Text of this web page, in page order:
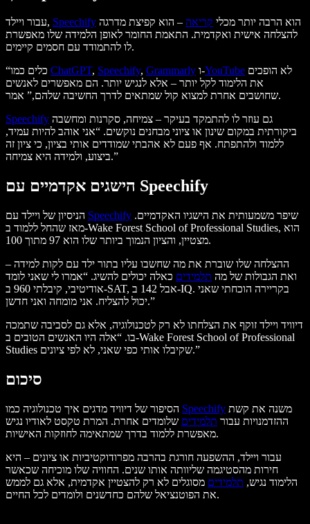
עבור ויילד, Speechify הוא הרבה יותר מכלי קריאה – הוא קפיצת מדרגה
להצלחה אישית ואקדמית. התאמת החומר לאופן הלמידה שלו מאפשרת
לו להתמודד עם חסמים קיימים.
ChatGPT, Speechify, Grammarly ו-YouTube
את הלימוד לקל יותר – אלא לנגיש יותר. הם מאפשרים לאנשים
שחושבים אחרת למצוא קול שמתאים לדרך החשיבה שלהם,” אמר.
Speechify
ביקורתית במקום שינון או ציוני מבחנים נוקשים. “אני אוהב להיות עמיד,
ללמוד ולהתפתח. אף פעם לא אהבתי שמודדים אותי בציון, כי ציון זה
ביצוע, ולמידה היא צמיחה.”
הישגים אקדמיים עם Speechify
Speechify
מאז שהחל ללמוד ב-Wake Forest School of Professional Studies, הוא
מצטיין, והציון הנמוך ביותר שלו הוא 97 מתוך 100.
ההצלחה שלו שוברת את מה שחשבו עליו בתור ילד עם לקות למידה –
ואת הגבולות של מה תלמידים כאלה יכולים להשיג. “אמרו לי שאני לומד
אודיטיבי, קיבלתי 960 ב-SAT, אבל 142 ב-IQ. בקריירה הוכחתי שאני
יכול להצליח. אני מומחה ואני חדשן.”
דיוויד ויילד זוקף את הצלחתו לא רק לטכנולוגיה, אלא גם לסביבה שתמכה
בו. “אלה היו האנשים הטובים ב-Wake Forest School of Professional
Studies שקיבלו אותי כפי שאני, לא לפי ציונים.”
סיכום
Speechify
ההזדמנויות עבור תלמידים שלומדים אחרת. המרת טקסט לאודיו נגיש
מאפשרת ללמוד בדרך שמתאימה לחוזקות האישיות.
עבור ויילד, ההשפעה חורגת בהרבה מפרודוקטיביות או ציונים – היא
חירות מהסטיגמה שליוותה אותו שנים. החוויה שלו מוכיחה שכאשר
הלימוד נגיש, תלמידים מסוגלים לא רק להצטיין אקדמית, אלא גם לממש
את הפוטנציאל שלהם כחדשנים ולומדים לכל החיים.